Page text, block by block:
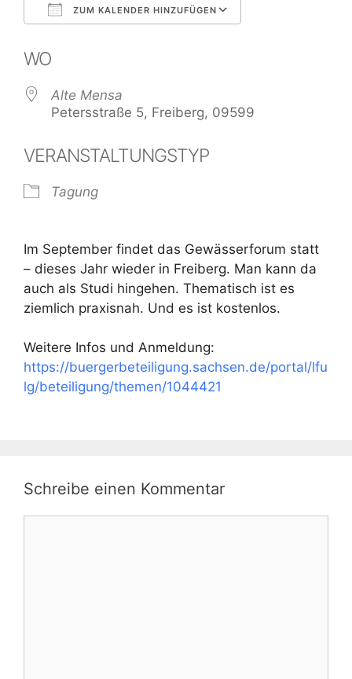
ZUM KALENDER HINZUFÜGEN
WO
Alte Mensa
Petersstraße 5, Freiberg, 09599
VERANSTALTUNGSTYP
Tagung
Im September findet das Gewässerforum statt
– dieses Jahr wieder in Freiberg. Man kann da
auch als Studi hingehen. Thematisch ist es
ziemlich praxisnah. Und es ist kostenlos.
Weitere Infos und Anmeldung:
https://buergerbeteiligung.sachsen.de/portal/lfu
lg/beteiligung/themen/1044421
Schreibe einen Kommentar